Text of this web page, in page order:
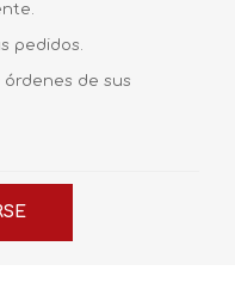
pedidos.
órdenes de sus